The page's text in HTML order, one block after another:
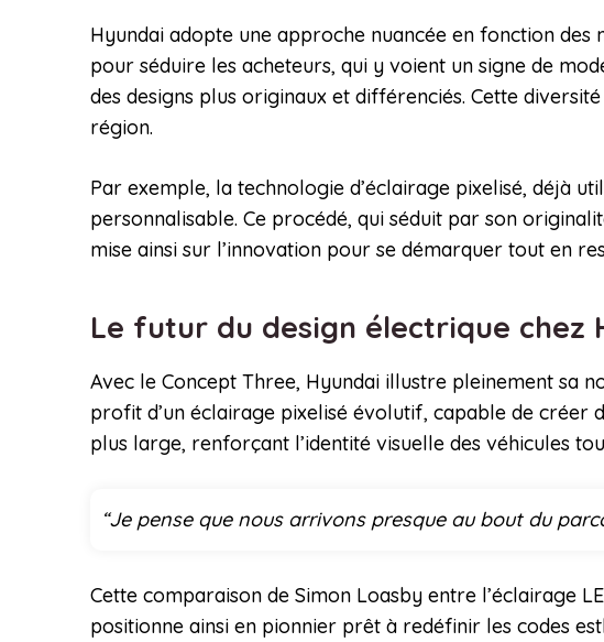
Hyundai adopte une approche nuancée en fonction
pour séduire les acheteurs, qui y voient un signe de
des designs plus originaux et différenciés. Cette
région.
Par exemple, la technologie d’éclairage pixelisé, déjà
personnalisable. Ce procédé, qui séduit par son
mise ainsi sur l’innovation pour se démarquer tout en
Le futur du design électrique chez
Avec le Concept Three, Hyundai illustre pleinement sa
profit d’un éclairage pixelisé évolutif, capable de
plus large, renforçant l’identité visuelle des véhicules
“Je pense que nous arrivons presque au bout du
Cette comparaison de Simon Loasby entre l’éclairage
positionne ainsi en pionnier prêt à redéfinir les codes